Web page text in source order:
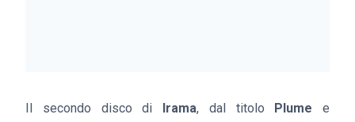
Il secondo disco di Irama, dal titolo Plume e